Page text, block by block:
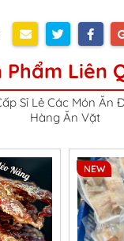
Phẩm Liên
Sỉ Lẻ Các Món Ăn
Hàng Ăn Vặt
NEW